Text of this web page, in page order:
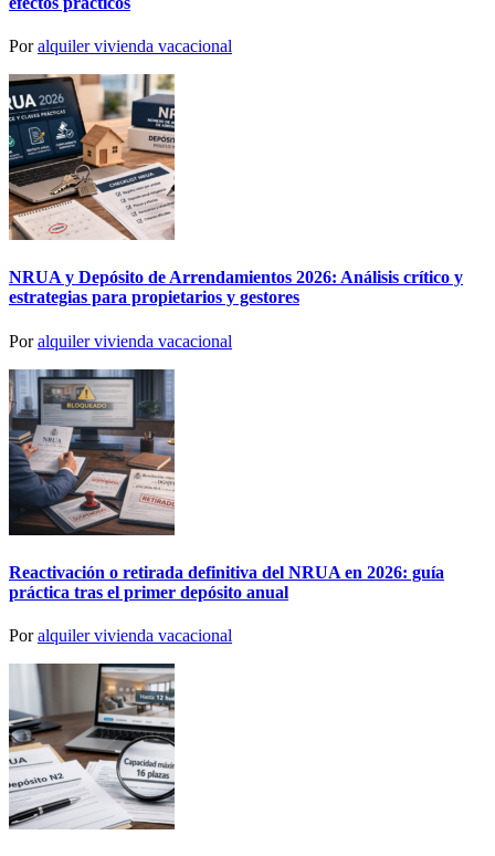
Poralquiler vivienda vacacional
NRUA y Depósito de Arrendamientos 2026: Análisis crítico y
estrategias para propietarios y gestores
Poralquiler vivienda vacacional
Reactivación o retirada definitiva del NRUA en 2026: guía
práctica tras el primer depósito anual
Poralquiler vivienda vacacional